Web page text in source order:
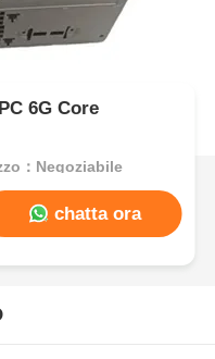
6G Core
：Negoziabile
chatta ora